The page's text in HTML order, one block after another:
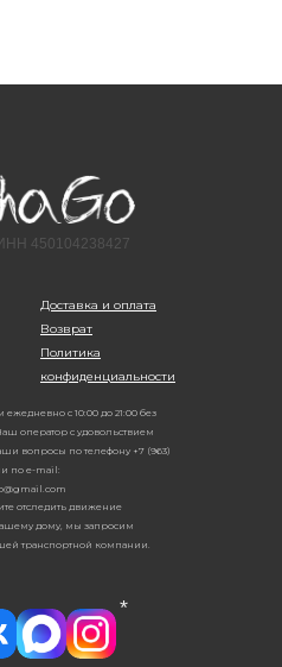
450104238427
Доставка и оплата
Возврат
Политика
конфиденциальности
ежедневно с 10:00 до 21:00 без
оператор с удовольствием
вопросы по телефону +7 (963)
по e-mail:
отследить движение
дому, мы запросим
транспортной компании.
*